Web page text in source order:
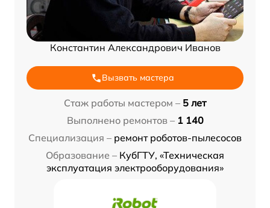
Константин Александрович Иванов
Вызвать мастера
Стаж работы мастером – 5 лет
Выполнено ремонтов – 1 140
Специализация – ремонт роботов-пылесосов
Образование – КубГТУ, «Техническая
эксплуатация электрооборудования»